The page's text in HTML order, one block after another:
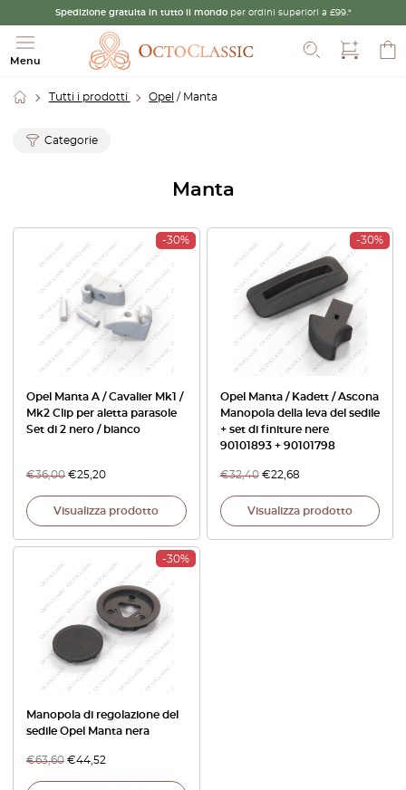
Spedizione gratuita in tutto il mondo per ordini superiori a £99.*
Menu
Cerca
Tutti i prodotti Opel / Manta
Categorie
Manta
-30%
Opel Manta A / Cavalier Mk1 /
Mk2 Clip per aletta parasole
Set di 2 nero / bianco
€36,00 €25,20
Visualizza prodotto
-30%
Opel Manta / Kadett / Ascona
Manopola della leva del sedile
+ set di finiture nere
90101893 + 90101798
€32,40 €22,68
Visualizza prodotto
-30%
Manopola di regolazione del
sedile Opel Manta nera
€63,60 €44,52